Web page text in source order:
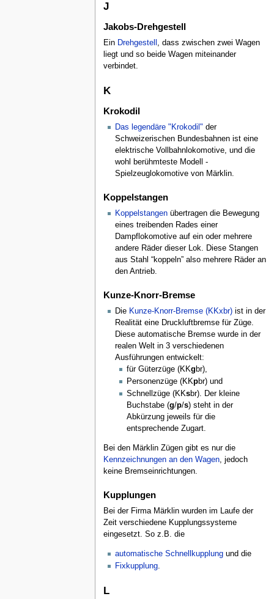
J
Jakobs-Drehgestell
Ein Drehgestell , dass zwischen zwei Wagen
liegt und so beide Wagen miteinander
verbindet.
K
Krokodil
Das legendäre "Krokodil" der
Schweizerischen Bundesbahnen ist eine
elektrische Vollbahnlokomotive, und die
wohl berühmteste Modell -
Spielzeuglokomotive von Märklin.
Koppelstangen
Koppelstangenübertragen die Bewegung
eines treibenden Rades einer
Dampflokomotive auf ein oder mehrere
andere Räder dieser Lok. Diese Stangen
aus Stahl “koppeln” also mehrere Räder an
den Antrieb.
Kunze-Knorr-Bremse
Die Kunze-Knorr-Bremse (KKxbr)ist in der
Realität eine Druckluftbremse für Züge.
Diese automatische Bremse wurde in der
realen Welt in 3 verschiedenen
Ausführungen entwickelt:
für Güterzüge (KKg br),
Personenzüge (KKpbr) und
Schnellzüge (KKsbr). Der kleine
Buchstabe (g/p/s) steht in der
Abkürzung jeweils für die
entsprechende Zugart.
Bei den Märklin Zügen gibt es nur die
Kennzeichnungen an den Wagen, jedoch
keine Bremseinrichtungen.
Kupplungen
Bei der Firma Märklin wurden im Laufe der
Zeit verschiedene Kupplungssysteme
eingesetzt. So z.B. die
automatische Schnellkupplungund die
Fixkupplung.
L